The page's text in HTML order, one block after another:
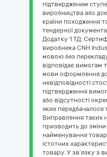
підтвердженим
виробництва або
країни походження
тендерної
Додатку 1 ТД:
виробника CNH
мовою без
відповідає вимогам
мови оформлення
невідповідності
підтвердження
або відсутності
яких
Виправлення таких
призводить до зміни
найменування
істотних
товару. У зв’язку з